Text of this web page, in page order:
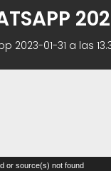
2023-01-31 a las
or source(s) not found